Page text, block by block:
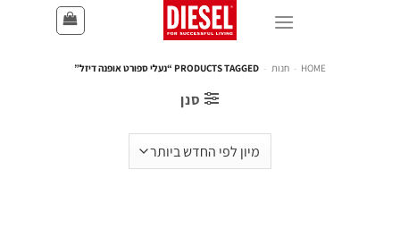
HOME
- חנות - PRODUCTS TAGGED “נעלי ספורט אופנה דיזל”
סנן